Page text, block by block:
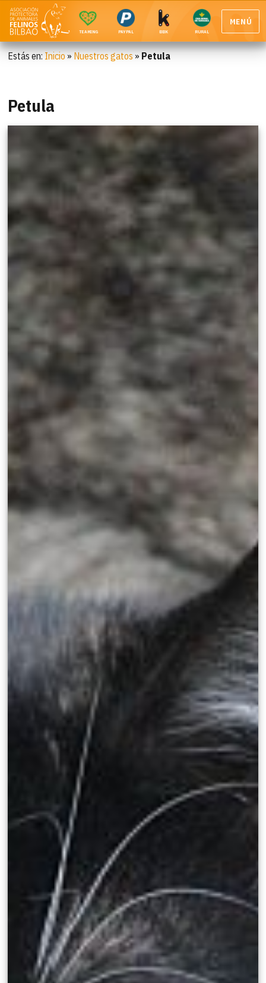
TEAMING PAYPAL BBK RURAL
MENÚ
Estás en: Inicio » Nuestros gatos » Petula
Petula